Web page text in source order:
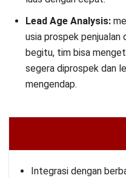
Lead Age Analysis:
usia prospek penjualan
begitu, tim bisa
segera diprospek dan
mengendap.
Integrasi dengan